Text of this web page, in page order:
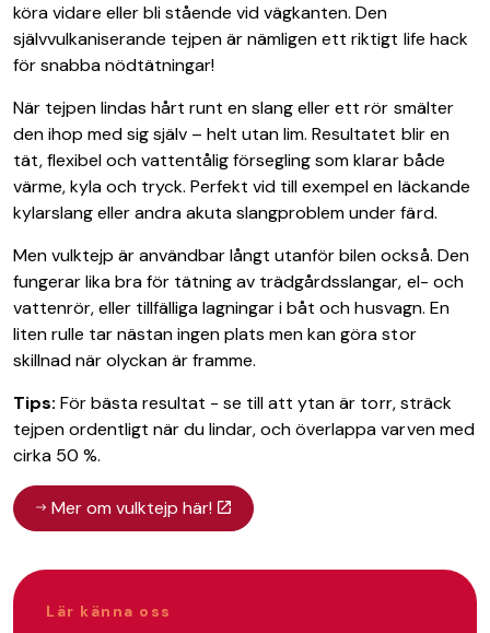
köra vidare eller bli stående vid vägkanten. Den
självvulkaniserande tejpen är nämligen ett riktigt life hack
för snabba nödtätningar!
När tejpen lindas hårt runt en slang eller ett rör smälter
den ihop med sig själv – helt utan lim. Resultatet blir en
tät, flexibel och vattentålig försegling som klarar både
värme, kyla och tryck. Perfekt vid till exempel en läckande
kylarslang eller andra akuta slangproblem under färd.
Men vulktejp är användbar långt utanför bilen också. Den
fungerar lika bra för tätning av trädgårdsslangar, el- och
vattenrör, eller tillfälliga lagningar i båt och husvagn. En
liten rulle tar nästan ingen plats men kan göra stor
skillnad när olyckan är framme.
Tips: För bästa resultat - se till att ytan är torr, sträck
tejpen ordentligt när du lindar, och överlappa varven med
cirka 50 %.
Mer om vulktejp här!
Lär känna oss